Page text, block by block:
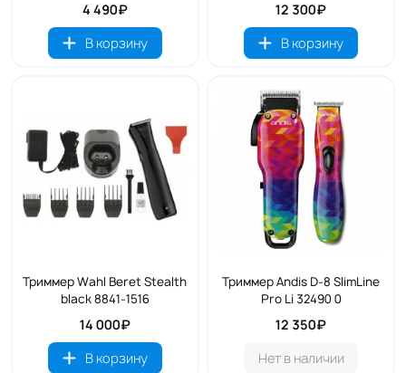
4 490₽
В корзину
12 300₽
В корзину
Триммер Wahl Beret Stealth
black 8841-1516
14 000₽
В корзину
Триммер Andis D-8 SlimLine
Pro Li 32490 0
12 350₽
Нет в наличии